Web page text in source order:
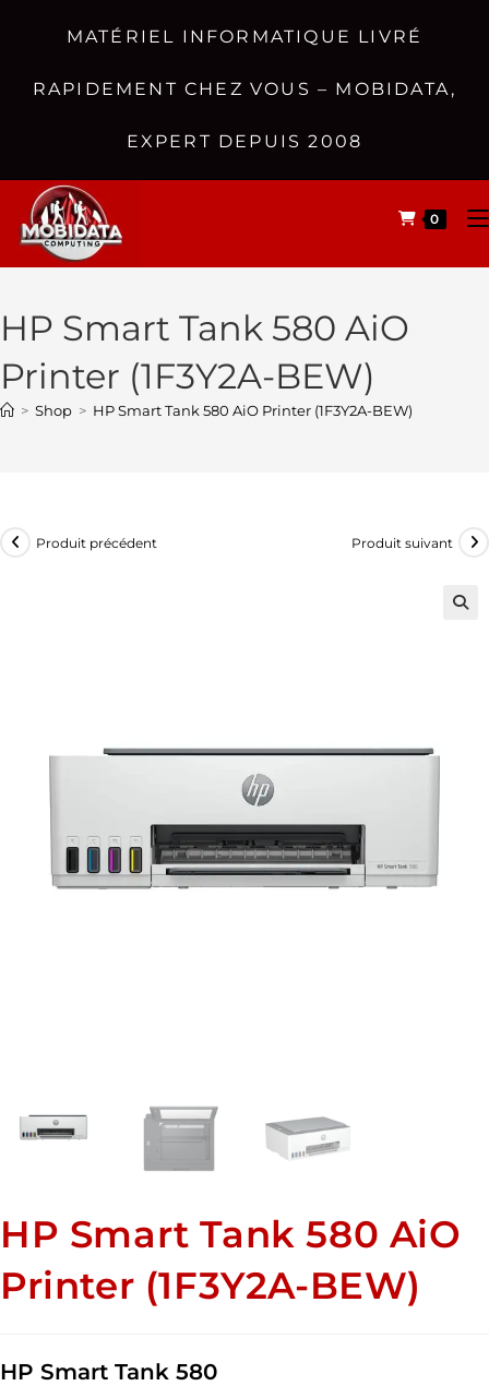
MATÉRIEL INFORMATIQUE LIVRÉ
RAPIDEMENT CHEZ VOUS – MOBIDATA,
EXPERT DEPUIS 2008
0
HP Smart Tank 580 AiO
Printer (1F3Y2A-BEW)
> Shop > HP Smart Tank 580 AiO Printer (1F3Y2A-BEW)
Produit précédent Produit suivant
HP Smart Tank 580 AiO
Printer (1F3Y2A-BEW)
HP Smart Tank 580